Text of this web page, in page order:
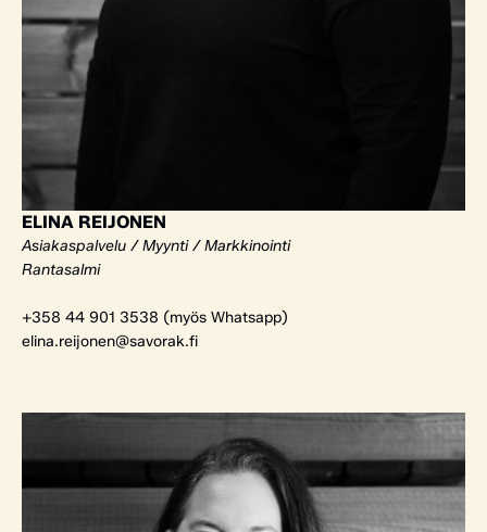
ELINA REIJONEN
Asiakaspalvelu / Myynti / Markkinointi
Rantasalmi
+358 44 901 3538 (myös Whatsapp)
elina.reijonen@savorak.fi